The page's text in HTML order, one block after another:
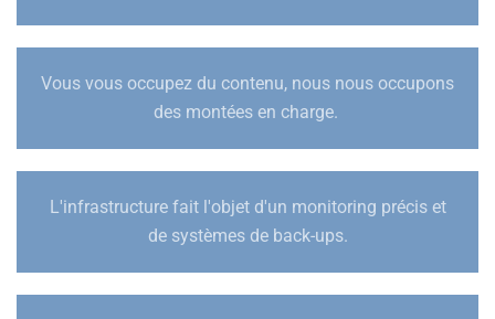
Vous vous occupez du contenu, nous nous occupons
des montées en charge.
L'infrastructure fait l'objet d'un monitoring précis et
de systèmes de back-ups.